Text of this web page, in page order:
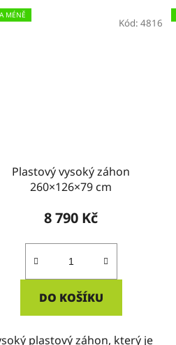
MÉNĚ
Plastový vysoký záhon
260×126×79 cm
8 790 Kč
DO KOŠÍKU
plastový záhon, který je
Kód: 4816